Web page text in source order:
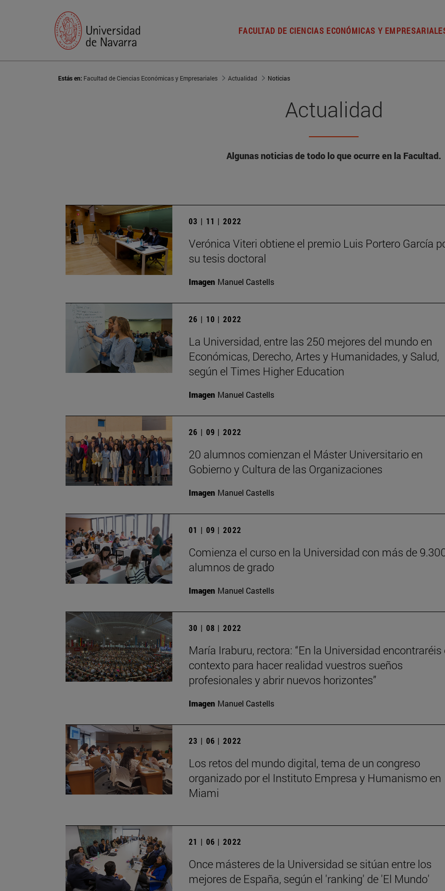
FACULTAD DE CIENCIAS ECONÓMICAS Y
Estás en: Facultad de Ciencias Económicas y Empresariales Actualidad Noticias
Actualidad
Algunas noticias de todo lo que ocurre en la Facultad.
03 | 11 | 2022
Verónica Viteri obtiene el premio Luis Portero García
su tesis doctoral
Imagen Manuel Castells
26 | 10 | 2022
La Universidad, entre las 250 mejores del mundo en
Económicas, Derecho, Artes y Humanidades, y Salud,
según el Times Higher Education
Imagen Manuel Castells
26 | 09 | 2022
20 alumnos comienzan el Máster Universitario en
Gobierno y Cultura de las Organizaciones
Imagen Manuel Castells
01 | 09 | 2022
Comienza el curso en la Universidad con más de
alumnos de grado
Imagen Manuel Castells
30 | 08 | 2022
María Iraburu, rectora: “En la Universidad encontraréis
contexto para hacer realidad vuestros sueños
profesionales y abrir nuevos horizontes”
Imagen Manuel Castells
23 | 06 | 2022
Los retos del mundo digital, tema de un congreso
organizado por el Instituto Empresa y Humanismo en
Miami
21 | 06 | 2022
Once másteres de la Universidad se sitúan entre los
mejores de España, según el 'ranking' de 'El Mundo'